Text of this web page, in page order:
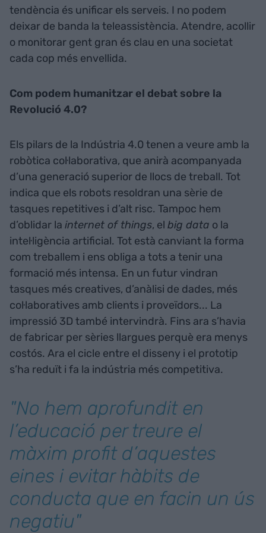
tendència és unificar els serveis. I no podem
deixar de banda la teleassistència. Atendre, acollir
o monitorar gent gran és clau en una societat
cada cop més envellida.
Com podem humanitzar el debat sobre la
Revolució 4.0?
Els pilars de la Indústria 4.0 tenen a veure amb la
robòtica col·laborativa, que anirà acompanyada
d’una generació superior de llocs de treball. Tot
indica que els robots resoldran una sèrie de
tasques repetitives i d’alt risc. Tampoc hem
d’oblidar la internet of things, el big data o la
intel·ligència artificial. Tot està canviant la forma
com treballem i ens obliga a tots a tenir una
formació més intensa. En un futur vindran
tasques més creatives, d’anàlisi de dades, més
col·laboratives amb clients i proveïdors... La
impressió 3D també intervindrà. Fins ara s’havia
de fabricar per sèries llargues perquè era menys
costós. Ara el cicle entre el disseny i el prototip
s’ha reduït i fa la indústria més competitiva.
"No hem aprofundit en
l’educació per treure el
màxim profit d’aquestes
eines i evitar hàbits de
conducta que en facin un ús
negatiu"